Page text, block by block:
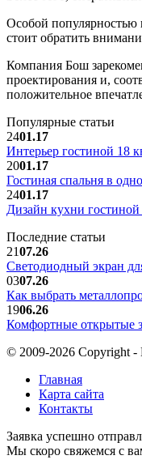
Особой популярностью
стоит обратить
Компания Бош
проектирования и,
положительное
Популярные статьи
2401.17
Интерьер гостиной 18
2001.17
Гостиная спальня в
2401.17
Дизайн кухни
Последние статьи
2107.26
Светодиодный экран
0307.26
Как выбрать
1906.26
Комфортные открытые
© 2009-2026 Copyright -
Главная
Карта сайта
Контакты
Заявка успешно
Мы скоро свяжемся с